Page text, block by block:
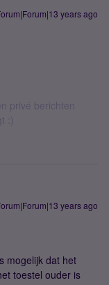
years ago
privé berichten
years ago
mogelijk dat het
toestel ouder is